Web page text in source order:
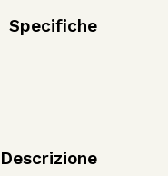
Specifiche
Descrizione